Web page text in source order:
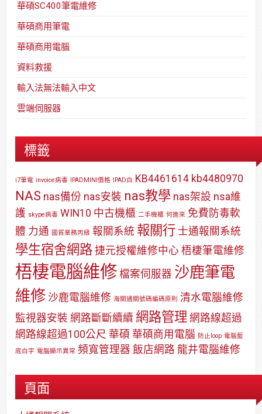
華碩SC400筆電維修
華碩商用筆電
華碩商用電腦
資料救援
輸入法無法輸入中文
雲端伺服器
標籤
i7筆電 invoice病毒 IPADMINI價格 IPAD白 KB4461614 kb4480970
NAS nas備份 nas安裝 nas教學 nas架設 nsa維
護 skype病毒 WIN10 中古機櫃 二手機櫃 何進來 免費防毒軟
體 力通 國貿業務丙級 報關系統 報關行 士通報關系統
學生宿舍網路 捷元授權維修中心 梧棲筆電維修
梧棲電腦維修 檔案伺服器 沙鹿筆電
維修 沙鹿電腦維修 海關通關號碼編碼原則 清水電腦維修
監視器安裝 網路斷斷續續 網路管理 網路線超過
網路線超過100公尺 華碩 華碩商用電腦 防止loop 電腦藍
底白字 電腦顯示異常 頻寬管理器 飯店網路 龍井電腦維修
頁面